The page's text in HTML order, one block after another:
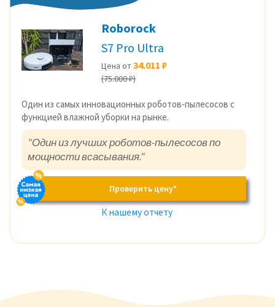
Roborock
S7 Pro Ultra
Цена от34.011 ₽
(75.000 ₽)
Один из самых инновационных роботов-пылесосов с
функцией влажной уборки на рынке.
"Один из лучших роботов-пылесосов по
мощности всасывания."
Проверить цену*
К нашему отчету